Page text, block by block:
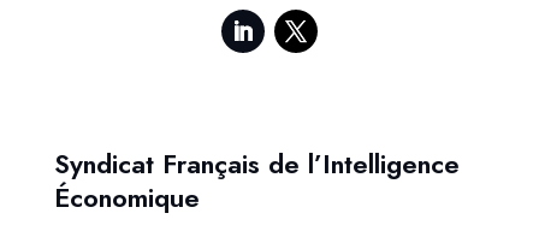
Syndicat Français de l’Intelligence
Économique